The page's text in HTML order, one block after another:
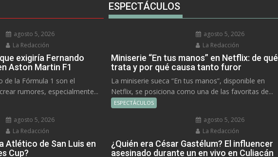
agosto 5, 2026
La Redacción
exigiría Fernando
Aston Martin F1
de la Fórmula 1 son el
rumores, especialmente...
agosto 5, 2026
La Redacción
Atlético de San Luis en
Cup?
ESPECTÁCULOS
agosto 5, 2026
La Redacción
Miniserie “En tus manos” en Netflix: de qué
trata y por qué causa tanto furor
La miniserie sueca “En tus manos”, disponible en
Netflix, se posiciona como una de las favoritas de...
ESPECTÁCULOS
agosto 5, 2026
La Redacción
¿Quién era César Gastélum? El influencer
asesinado durante un en vivo en Culiacán